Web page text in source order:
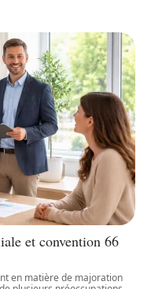
et convention 66
en matière de majoration